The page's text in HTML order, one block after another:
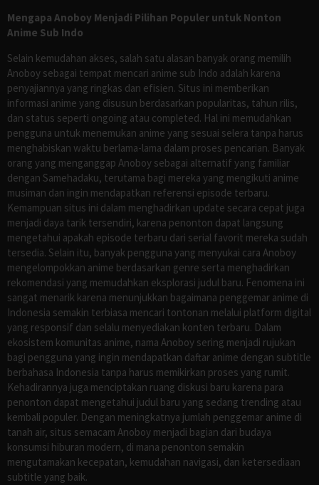
Mengapa Anoboy Menjadi Pilihan Populer untuk Nonton
Anime Sub Indo
Selain kemudahan akses, salah satu alasan banyak orang memilih
Anoboy sebagai tempat mencari anime sub Indo adalah karena
penyajiannya yang ringkas dan efisien. Situs ini memberikan
informasi anime yang disusun berdasarkan popularitas, tahun rilis,
dan status seperti ongoing atau completed. Hal ini memudahkan
pengguna untuk menemukan anime yang sesuai selera tanpa harus
menghabiskan waktu berlama-lama dalam proses pencarian. Banyak
orang yang menganggap Anoboy sebagai alternatif yang familiar
dengan Samehadaku, terutama bagi mereka yang mengikuti anime
musiman dan ingin mendapatkan referensi episode terbaru.
Kemampuan situs ini dalam menghadirkan update secara cepat juga
menjadi daya tarik tersendiri, karena penonton dapat langsung
mengetahui apakah episode terbaru dari serial favorit mereka sudah
tersedia. Selain itu, banyak pengguna yang menyukai cara Anoboy
mengelompokkan anime berdasarkan genre serta menghadirkan
rekomendasi yang memudahkan eksplorasi judul baru. Fenomena ini
sangat menarik karena menunjukkan bagaimana penggemar anime di
Indonesia semakin terbiasa mencari tontonan melalui platform digital
yang responsif dan selalu menyediakan konten terbaru. Dalam
ekosistem komunitas anime, nama Anoboy sering menjadi rujukan
bagi pengguna yang ingin mendapatkan daftar anime dengan subtitle
berbahasa Indonesia tanpa harus memikirkan proses yang rumit.
Kehadirannya juga menciptakan ruang diskusi baru karena para
penonton dapat mengetahui judul baru yang sedang trending atau
kembali populer. Dengan meningkatnya jumlah penggemar anime di
tanah air, situs semacam Anoboy menjadi bagian dari budaya
konsumsi hiburan modern, di mana penonton semakin
mengutamakan kecepatan, kemudahan navigasi, dan ketersediaan
subtitle yang baik.